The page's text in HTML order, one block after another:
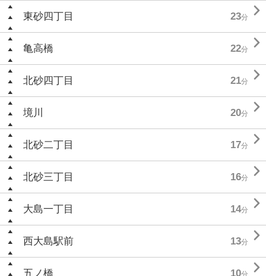
東砂四丁目 23分 
亀高橋 22分 
北砂四丁目 21分 
境川 20分 
北砂二丁目 17分 
北砂三丁目 16分 
大島一丁目 14分 
西大島駅前 13分 
五ノ橋 10分 